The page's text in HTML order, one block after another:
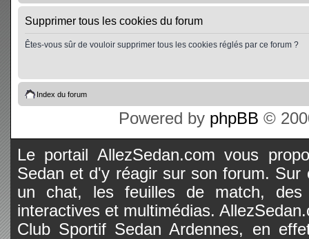
Supprimer tous les cookies du forum
Êtes-vous sûr de vouloir supprimer tous les cookies réglés par ce forum ?
Index du forum
Powered by phpBB ©
Le portail AllezSedan.com vous
Sedan et d'y réagir sur son forum.
un chat, les feuilles de match, des
interactives et multimédias.
Club Sportif Sedan Ardennes, en